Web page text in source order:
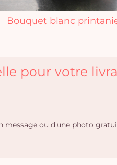
Bouquet blanc
pour votre
message ou d'une photo